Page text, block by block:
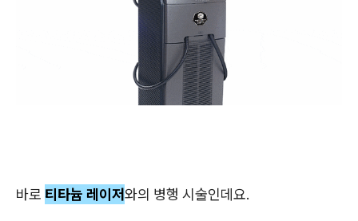
바로 티타늄 레이저와의 병행 시술인데요.